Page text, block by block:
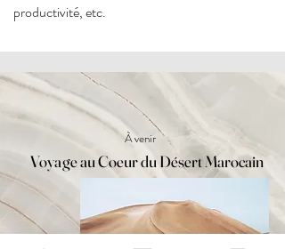
productivité, etc.
​À venir
Voyage au Coeur du Désert Marocain
Voyage au Coeur du Désert Marocain